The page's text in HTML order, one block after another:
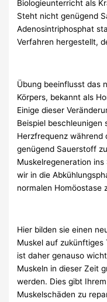
Biologieunterricht als
Steht nicht genügend
Adenosintriphosphat
Verfahren hergestellt,
Übung beeinflusst das
Körpers, bekannt als
Einige dieser
Beispiel beschleunigen
Herzfrequenz während
genügend Sauerstoff
Muskelregeneration
wir in die
normalen Homöostase
Hier bilden sie einen
Muskel auf zukünftiges
ist daher genauso
Muskeln in dieser Zeit
werden. Dies gibt
Muskelschäden zu